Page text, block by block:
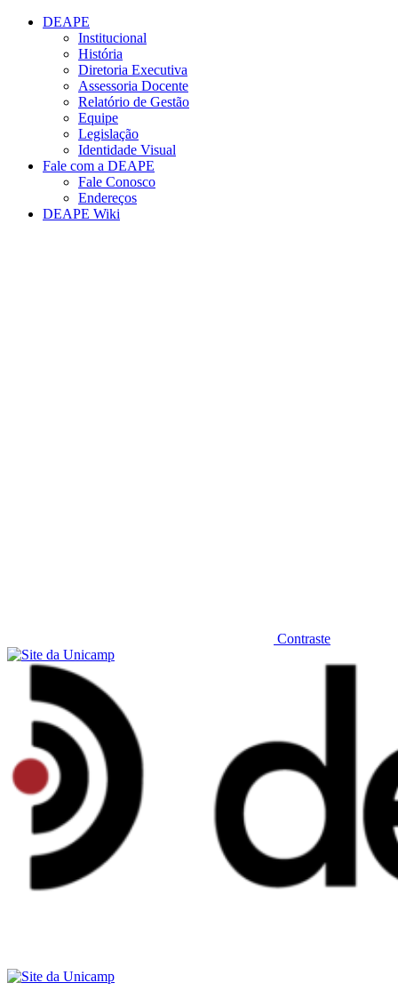
Conteúdo principal
DEAPE
Institucional
História
Diretoria Executiva
Assessoria Docente
Relatório de Gestão
Equipe
Legislação
Identidade Visual
Fale com a DEAPE
Fale Conosco
Endereços
DEAPE Wiki
Contraste